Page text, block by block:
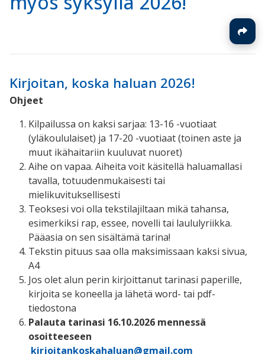
Kirjoitan, koska haluan 2026!
Ohjeet
Kilpailussa on kaksi sarjaa: 13-16 -vuotiaat
(yläkoululaiset) ja 17-20 -vuotiaat (toinen aste ja
muut ikähaitariin kuuluvat nuoret)
Aihe on vapaa. Aiheita voit käsitellä haluamallasi
tavalla, totuudenmukaisesti tai
mielikuvituksellisesti
Teoksesi voi olla tekstilajiltaan mikä tahansa,
esimerkiksi rap, essee, novelli tai laululyriikka.
Pääasia on sen sisältämä tarina!
Tekstin pituus saa olla maksimissaan kaksi sivua,
A4
Jos olet alun perin kirjoittanut tarinasi paperille,
kirjoita se koneella ja lähetä word- tai pdf-
tiedostona
Palauta tarinasi 16.10.2026 mennessä
osoitteeseen
kirjoitankoskahaluan@gmail.com